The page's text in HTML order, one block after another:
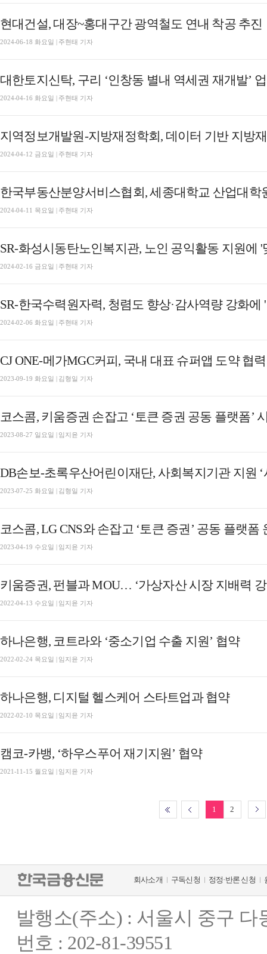
현대건설, 대장~홍대구간 광역철도 연내 착공 추진
2024-06-18 화요일 | 주현태 기자
대한토지신탁, 구리 ‘인창동 별내 역세권 재개발’
2024-04-16 화요일 | 주현태 기자
지역정보개발원-지방재정학회, 데이터 기반 지방
2024-04-12 금요일 | 주현태 기자
한국부동산분양서비스협회, 세종대학교 산업대학
2024-04-11 목요일 | 주현태 기자
SR-화성시동탄노인복지관, 노인 공익활동 지원에 '
2024-02-16 금요일 | 주현태 기자
SR-한국수력원자력, 청렴도 향상·감사역량 강화에
2024-02-06 화요일 | 주현태 기자
CJ ONE-메가MGC커피, 국내 대표 슈퍼앱 도약 협력
2023-09-19 화요일 | 김형일 기자
코스콤, 키움증권 손잡고 ‘토큰 증권 공동 플랫폼’
2023-08-27 일요일 | 임지윤 기자
DB손보-초록우산어린이재단, 사회복지기관 지원
2023-07-25 화요일 | 김형일 기자
코스콤, LG CNS와 손잡고 ‘토큰 증권’ 공동 플랫폼
2023-04-19 수요일 | 임지윤 기자
키움증권, 펀블과 MOU… ‘가상자산 시장 지배력 강
2022-04-13 수요일 | 임지윤 기자
하나은행, 코트라와 ‘중소기업 수출 지원’ 협약
2022-02-24 목요일 | 임지윤 기자
하나은행, 디지털 헬스케어 스타트업과 협약
2022-02-10 목요일 | 임지윤 기자
캠코-카뱅, ‘하우스푸어 재기지원’ 협약
2021-11-15 월요일 | 임지윤 기자
1 2
회사소개 구독신청 정정·반론 신청
발행소(주소) : 서울시 중구
번호 : 202-81-39551